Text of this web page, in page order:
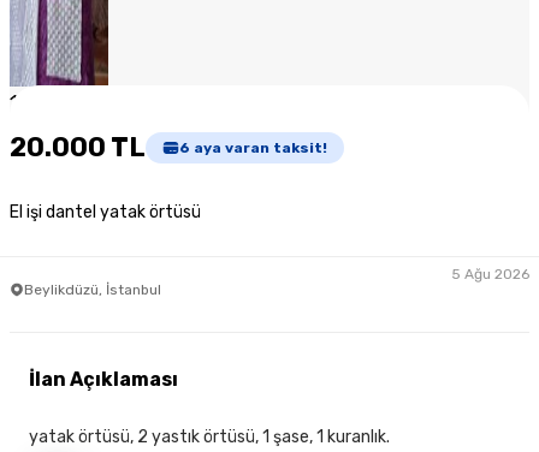
1
20.000 TL 6 aya varan taksit!
El işi dantel yatak örtüsü
Beylikdüzü, İstanbul
5 Ağu 2026
İlan Açıklaması
yatak örtüsü, 2 yastık örtüsü, 1 şase, 1 kuranlık.